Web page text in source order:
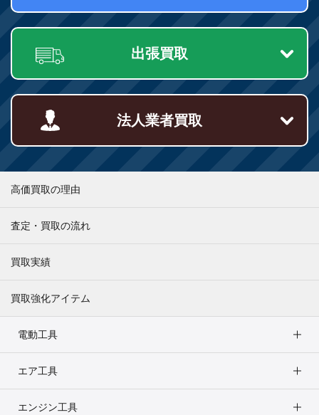
出張買取
法人業者買取
高価買取の理由
査定・買取の流れ
買取実績
買取強化アイテム
電動工具
エア工具
エンジン工具